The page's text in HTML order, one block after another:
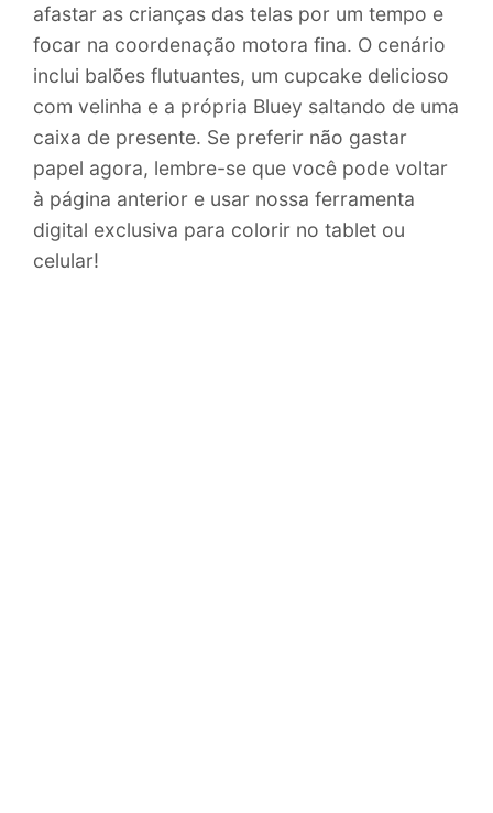
afastar as crianças das telas por um tempo e
focar na coordenação motora fina. O cenário
inclui balões flutuantes, um cupcake delicioso
com velinha e a própria Bluey saltando de uma
caixa de presente. Se preferir não gastar
papel agora, lembre-se que você pode voltar
à página anterior e usar nossa ferramenta
digital exclusiva para colorir no tablet ou
celular!